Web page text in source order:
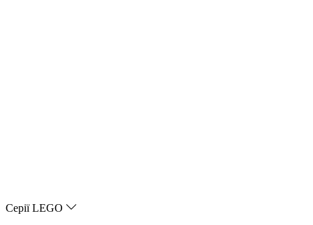
Серії LEGO